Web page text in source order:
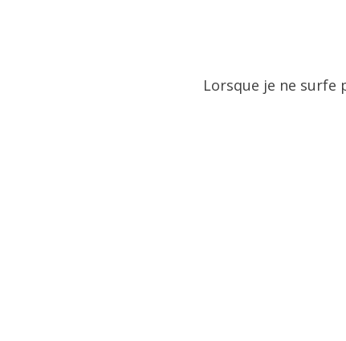
Lorsque je ne surfe